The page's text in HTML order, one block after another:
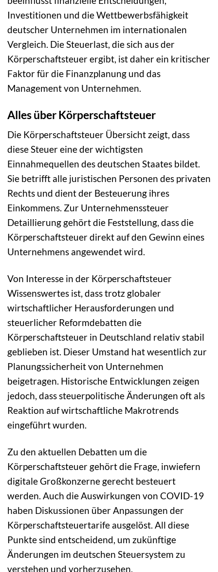
Investitionen und die Wettbewerbsfähigkeit
deutscher Unternehmen im internationalen
Vergleich. Die Steuerlast, die sich aus der
Körperschaftsteuer ergibt, ist daher ein kritischer
Faktor für die Finanzplanung und das
Management von Unternehmen.
Alles über Körperschaftsteuer
Die Körperschaftsteuer Übersicht zeigt, dass
diese Steuer eine der wichtigsten
Einnahmequellen des deutschen Staates bildet.
Sie betrifft alle juristischen Personen des privaten
Rechts und dient der Besteuerung ihres
Einkommens. Zur Unternehmenssteuer
Detaillierung gehört die Feststellung, dass die
Körperschaftsteuer direkt auf den Gewinn eines
Unternehmens angewendet wird.
Von Interesse in der Körperschaftsteuer
Wissenswertes ist, dass trotz globaler
wirtschaftlicher Herausforderungen und
steuerlicher Reformdebatten die
Körperschaftsteuer in Deutschland relativ stabil
geblieben ist. Dieser Umstand hat wesentlich zur
Planungssicherheit von Unternehmen
beigetragen. Historische Entwicklungen zeigen
jedoch, dass steuerpolitische Änderungen oft als
Reaktion auf wirtschaftliche Makrotrends
eingeführt wurden.
Zu den aktuellen Debatten um die
Körperschaftsteuer gehört die Frage, inwiefern
digitale Großkonzerne gerecht besteuert
werden. Auch die Auswirkungen von COVID-19
haben Diskussionen über Anpassungen der
Körperschaftsteuertarife ausgelöst. All diese
Punkte sind entscheidend, um zukünftige
Änderungen im deutschen Steuersystem zu
verstehen und vorherzusehen.